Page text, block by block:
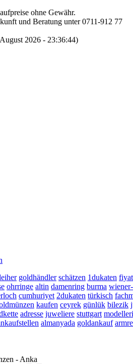
ohne Gewähr.
und Beratung unter 0711-912 77
2026 - 23:36:44)
goldhändler schätzen 1dukaten
ohrringe altin damenring burma
cumhuriyet 2dukaten türkisch
kaufen ceyrek günlük bilezik
adresse juweliere stuttgart modelleri
almanyada goldankauf
- Anka